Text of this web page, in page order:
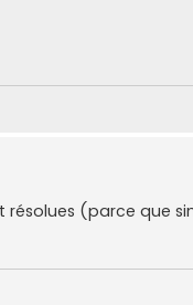
(parce que